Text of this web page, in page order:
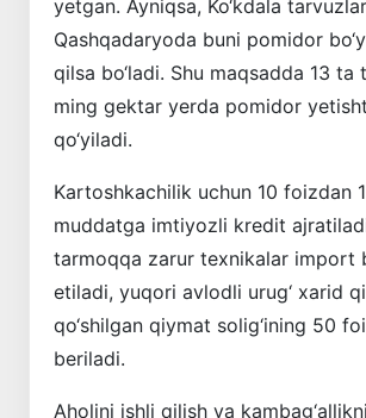
yetgan. Ayniqsa, Ko‘kdala
Qashqadaryoda buni pomidor
qilsa bo‘ladi. Shu maqsadda 13 ta
ming gektar yerda pomidor
qo‘yiladi.
Kartoshkachilik uchun 10 foizdan
muddatga imtiyozli kredit
tarmoqqa zarur texnikalar import
etiladi, yuqori avlodli urug‘ xarid
qo‘shilgan qiymat solig‘ining 50
beriladi.
Aholini ishli qilish va